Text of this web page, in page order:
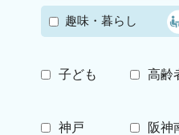
趣味・暮らし
子ども 高齢
神戸 阪神